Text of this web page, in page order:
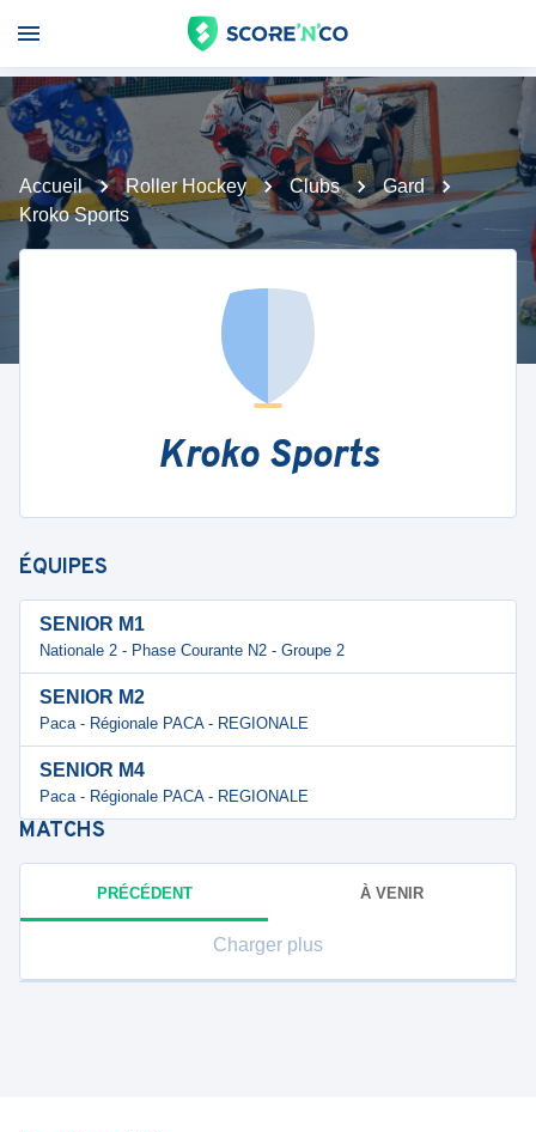
Accueil Roller Hockey Clubs
Gard
Kroko Sports
Kroko Sports
ÉQUIPES
SENIOR M1
Nationale 2 - Phase Courante N2 - Groupe 2
SENIOR M2
Paca - Régionale PACA - REGIONALE
SENIOR M4
Paca - Régionale PACA - REGIONALE
MATCHS
PRÉCÉDENT À VENIR
Charger plus